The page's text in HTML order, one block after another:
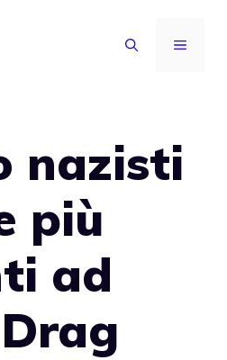
MENU
nazisti
più
ad